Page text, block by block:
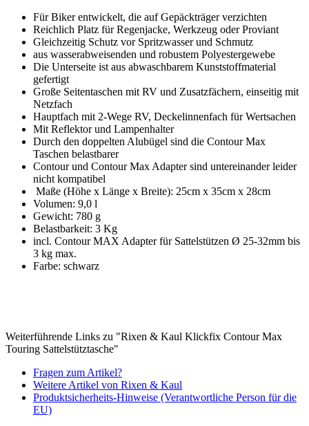
Für Biker entwickelt, die auf Gepäckträger verzichten
Reichlich Platz für Regenjacke, Werkzeug oder Proviant
Gleichzeitig Schutz vor Spritzwasser und Schmutz
aus wasserabweisenden und robustem Polyestergewebe
Die Unterseite ist aus abwaschbarem Kunststoffmaterial
gefertigt
Große Seitentaschen mit RV und Zusatzfächern, einseitig mit
Netzfach
Hauptfach mit 2-Wege RV, Deckelinnenfach für Wertsachen
Mit Reflektor und Lampenhalter
Durch den doppelten Alubügel sind die Contour Max
Taschen belastbarer
Contour und Contour Max Adapter sind untereinander leider
nicht kompatibel
Maße (Höhe x Länge x Breite): 25cm x 35cm x 28cm
Volumen: 9,0 l
Gewicht: 780 g
Belastbarkeit: 3 Kg
incl. Contour MAX Adapter für Sattelstützen Ø 25-32mm bis
3 kg max.
Farbe: schwarz
Weiterführende Links zu "Rixen & Kaul Klickfix Contour Max
Touring Sattelstütztasche"
Fragen zum Artikel?
Weitere Artikel von Rixen & Kaul
Produktsicherheits-Hinweise (Verantwortliche Person für die
EU)